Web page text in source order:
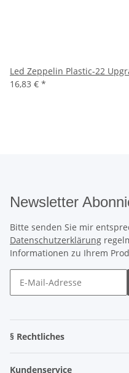
Led Zeppelin Plastic-22
16,83 € *
Newsletter
Bitte senden Sie mir
Datenschutzerklärung
Informationen zu Ihrem
§ Rechtliches
Kundenservice